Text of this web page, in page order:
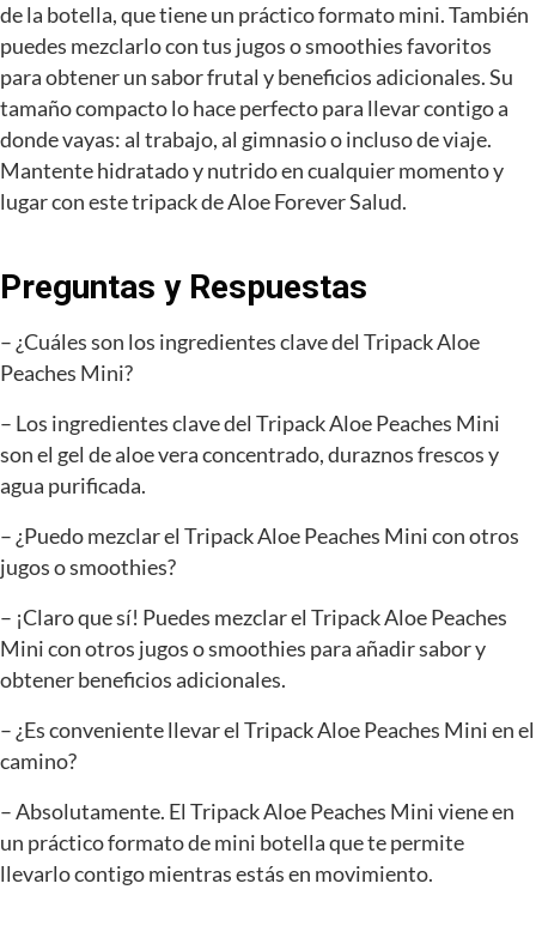
de la botella, que tiene un práctico formato mini. También
puedes mezclarlo con tus jugos o smoothies favoritos
para obtener un sabor frutal y beneficios adicionales. Su
tamaño compacto lo hace perfecto para llevar contigo a
donde vayas: al trabajo, al gimnasio o incluso de viaje.
Mantente hidratado y nutrido en cualquier momento y
lugar con este tripack de Aloe Forever Salud.
Preguntas y Respuestas
– ¿Cuáles son los ingredientes clave del Tripack Aloe
Peaches Mini?
– Los ingredientes clave del Tripack Aloe Peaches Mini
son el gel de aloe vera concentrado, duraznos frescos y
agua purificada.
– ¿Puedo mezclar el Tripack Aloe Peaches Mini con otros
jugos o smoothies?
– ¡Claro que sí! Puedes mezclar el Tripack Aloe Peaches
Mini con otros jugos o smoothies para añadir sabor y
obtener beneficios adicionales.
– ¿Es conveniente llevar el Tripack Aloe Peaches Mini en el
camino?
– Absolutamente. El Tripack Aloe Peaches Mini viene en
un práctico formato de mini botella que te permite
llevarlo contigo mientras estás en movimiento.